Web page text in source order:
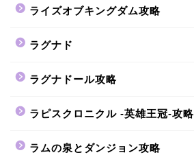
ライズオブキングダム攻略
ラグナド
ラグナドール攻略
ラピスクロニクル -英雄王冠-攻略
ラムの泉とダンジョン攻略